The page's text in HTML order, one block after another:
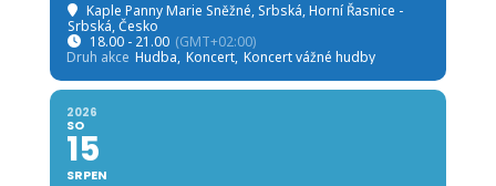
Kaple Panny Marie Sněžné, Srbská, Horní Řasnice -
Srbská, Česko
18.00 - 21.00 (GMT+02:00)
Druh akce Hudba, Koncert, Koncert vážné hudby
2026
SO
15
SRPEN